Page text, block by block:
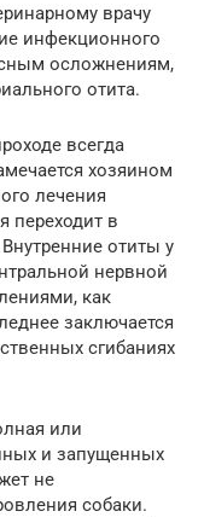
врачу
инфекционного
осложнениям,
отита.
всегда
хозяином
лечения
переходит в
отиты у
нервной
как
заключается
сгибаниях
или
и запущенных
не
собаки.